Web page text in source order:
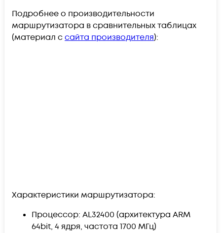
Подробнее о производительности
маршрутизатора в сравнительных таблицах
(материал ссайта производителя):
Характеристики маршрутизатора:
Процессор: AL32400 (архитектура ARM
64bit, 4 ядря, частота 1700 МГц)